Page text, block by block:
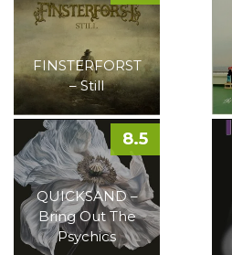
FINSTERFORST
– Still
QUICKSAND –
Bring Out The
Psychics
8.5